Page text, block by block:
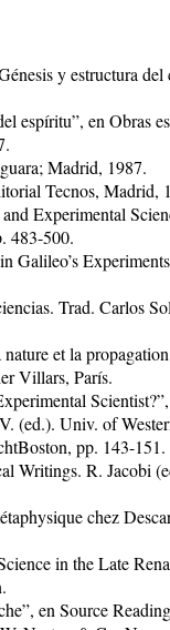
y estructura del
espíritu”, en Obras
Madrid, 1987.
Tecnos, Madrid,
Experimental
483-500.
Galileo’s
Trad. Carlos
et la
Villars, París.
(ed.). Univ. of
pp. 143-151.
Writings. R. Jacobi
chez
in the Late
en Source